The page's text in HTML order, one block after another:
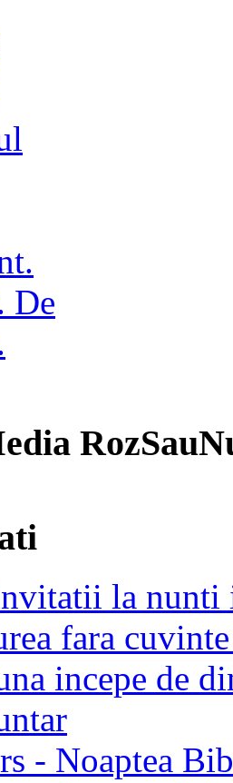
la nunti
fara
incepe de
- Noaptea